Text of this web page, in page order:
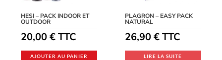
HESI – PACK INDOOR ET
OUTDOOR
20,00€ TTC
AJOUTER AU PANIER
PLAGRON – EASY PACK
NATURAL
26,90€TTC
LIRE LA SUITE